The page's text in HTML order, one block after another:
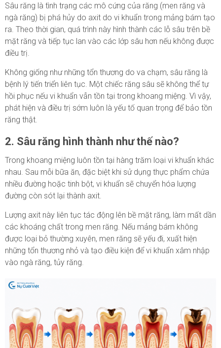
Sâu răng là tình trạng các mô cứng của răng (men răng và
ngà răng) bị phá hủy do axit do vi khuẩn trong mảng bám tạo
ra. Theo thời gian, quá trình này hình thành các lỗ sâu trên bề
mặt răng và tiếp tục lan vào các lớp sâu hơn nếu không được
điều trị.
Không giống như những tổn thương do va chạm, sâu răng là
bệnh lý tiến triển liên tục. Một chiếc răng sâu sẽ không thể tự
hồi phục nếu vi khuẩn vẫn tồn tại trong khoang miệng. Vì vậy,
phát hiện và điều trị sớm luôn là yếu tố quan trọng để bảo tồn
răng thật.
2. Sâu răng hình thành như thế nào?
Trong khoang miệng luôn tồn tại hàng trăm loại vi khuẩn khác
nhau. Sau mỗi bữa ăn, đặc biệt khi sử dụng thực phẩm chứa
nhiều đường hoặc tinh bột, vi khuẩn sẽ chuyển hóa lượng
đường còn sót lại thành axit.
Lượng axit này liên tục tác động lên bề mặt răng, làm mất dần
các khoáng chất trong men răng. Nếu mảng bám không
được loại bỏ thường xuyên, men răng sẽ yếu đi, xuất hiện
những tổn thương nhỏ và tạo điều kiện để vi khuẩn xâm nhập
vào ngà răng, tủy răng.